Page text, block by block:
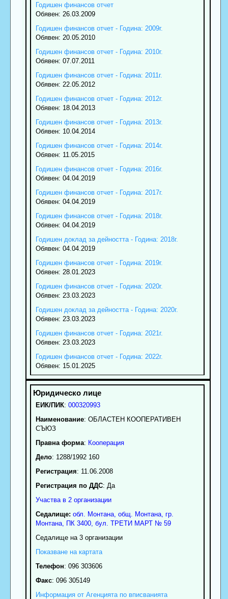
Годишен финансов отчет
Обявен: 26.03.2009
Годишен финансов отчет - Година: 2009г.
Обявен: 20.05.2010
Годишен финансов отчет - Година: 2010г.
Обявен: 07.07.2011
Годишен финансов отчет - Година: 2011г.
Обявен: 22.05.2012
Годишен финансов отчет - Година: 2012г.
Обявен: 18.04.2013
Годишен финансов отчет - Година: 2013г.
Обявен: 10.04.2014
Годишен финансов отчет - Година: 2014г.
Обявен: 11.05.2015
Годишен финансов отчет - Година: 2016г.
Обявен: 04.04.2019
Годишен финансов отчет - Година: 2017г.
Обявен: 04.04.2019
Годишен финансов отчет - Година: 2018г.
Обявен: 04.04.2019
Годишен доклад за дейността - Година: 2018г.
Обявен: 04.04.2019
Годишен финансов отчет - Година: 2019г.
Обявен: 28.01.2023
Годишен финансов отчет - Година: 2020г.
Обявен: 23.03.2023
Годишен доклад за дейността - Година: 2020г.
Обявен: 23.03.2023
Годишен финансов отчет - Година: 2021г.
Обявен: 23.03.2023
Годишен финансов отчет - Година: 2022г.
Обявен: 15.01.2025
ЕИК/ПИК: 000320993
Наименование: ОБЛАСТЕН КООПЕРАТИВЕН
СЪЮЗ
Правна форма: Кооперация
Дело: 1288/1992 160
Регистрация: 11.06.2008
Регистрация по ДДС: Да
Участва в 2 организации
Седалище: обл. Монтана, общ. Монтана, гр.
Монтана, ПК 3400, бул. ТРЕТИ МАРТ № 59
Седалище на 3 организации
Показване на картата
Телефон: 096 303606
Факс: 096 305149
Информация от Агенцията по вписванията